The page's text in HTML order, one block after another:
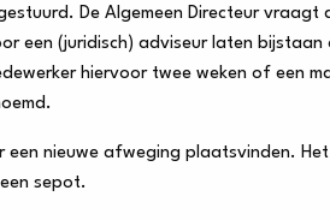
De Algemeen Directeur vraagt
een (juridisch) adviseur laten
hiervoor twee weken of een
nieuwe afweging plaatsvinden.
sepot.